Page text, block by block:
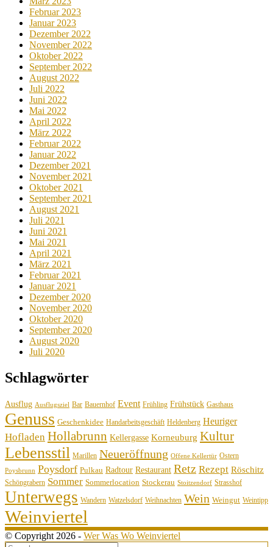
Februar 2023
Januar 2023
Dezember 2022
November 2022
Oktober 2022
September 2022
August 2022
Juli 2022
Juni 2022
Mai 2022
April 2022
März 2022
Februar 2022
Januar 2022
Dezember 2021
November 2021
Oktober 2021
September 2021
August 2021
Juli 2021
Juni 2021
Mai 2021
April 2021
März 2021
Februar 2021
Januar 2021
Dezember 2020
November 2020
Oktober 2020
September 2020
August 2020
Juli 2020
Schlagwörter
Ausflug Ausflugsziel Bar Bauernhof Event Frühling Frühstück Gasthaus
Genuss Geschenkidee Handarbeitsgeschäft Heldenberg Heuriger
Hofladen Hollabrunn Kellergasse Korneuburg Kultur
Lebensstil Marillen Neueröffnung Offene Kellertür Ostern
Poysbrunn Poysdorf Pulkau Radtour Restaurant Retz Rezept Röschitz
Schöngrabern Sommer Sommerlocation Stockerau Stoitzendorf Strasshof
Unterwegs Wandern Watzelsdorf Weihnachten Wein Weingut Weintipp
Weinviertel
© Copyright 2026 - Wer Was Wo Weinviertel